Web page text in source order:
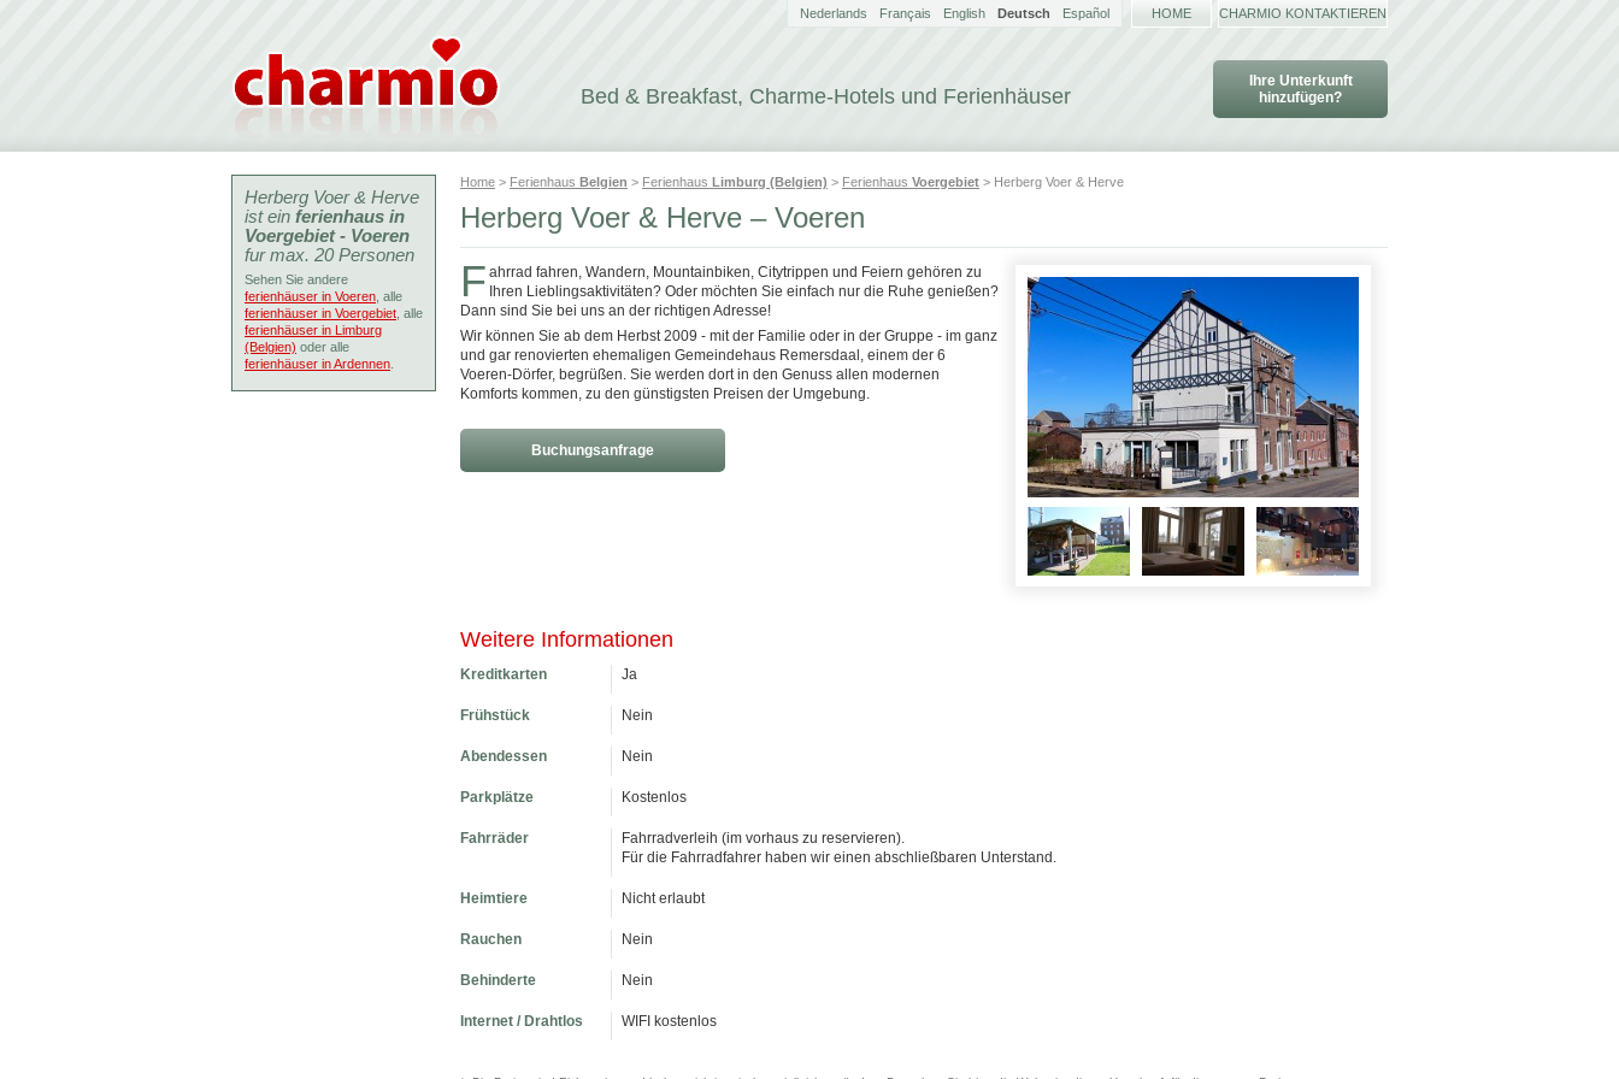
Bed & Breakfast, Charme-Hotels und Ferienhäuser
Ihre Unterkunft
hinzufügen?
Nederlands Français English Deutsch Español HOME CHARMIO KONTAKTIEREN
Home > Ferienhaus Belgien > Ferienhaus Limburg (Belgien) > Ferienhaus Voergebiet > Herberg Voer & Herve
Herberg Voer & Herve – Voeren
F ahrrad fahren, Wandern, Mountainbiken, Citytrippen und Feiern gehören zu
Ihren Lieblingsaktivitäten? Oder möchten Sie einfach nur die Ruhe genießen?
Dann sind Sie bei uns an der richtigen Adresse!
Wir können Sie ab dem Herbst 2009 - mit der Familie oder in der Gruppe - im ganz
und gar renovierten ehemaligen Gemeindehaus Remersdaal, einem der 6
Voeren-Dörfer, begrüßen. Sie werden dort in den Genuss allen modernen
Komforts kommen, zu den günstigsten Preisen der Umgebung.
Buchungsanfrage
Weitere Informationen
Kreditkarten Ja
Frühstück Nein
Abendessen Nein
Parkplätze Kostenlos
Fahrräder
Fahrradverleih (im vorhaus zu reservieren).
Für die Fahrradfahrer haben wir einen abschließbaren Unterstand.
Heimtiere Nicht erlaubt
Rauchen Nein
Behinderte Nein
Internet / Drahtlos WIFI kostenlos
Herberg Voer & Herve
ist ein ferienhaus in
Voergebiet - Voeren
fur max. 20 Personen
Sehen Sie andere
ferienhäuser in Voeren , alle
ferienhäuser in Voergebiet , alle
ferienhäuser in Limburg
(Belgien) oder alle
ferienhäuser in Ardennen